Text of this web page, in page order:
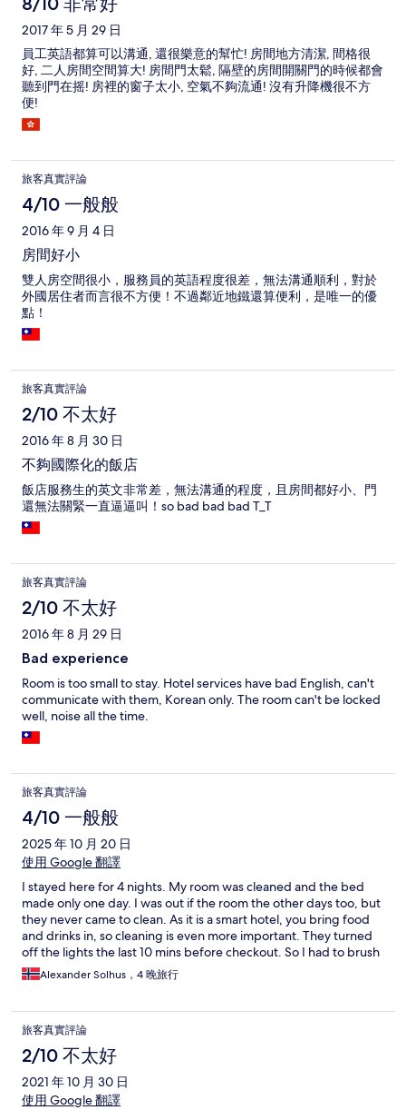
2017 年 5 月 29 日
員工英語都算可以溝通, 還很樂意的幫忙! 房間地方清潔, 間格很
好, 二人房間空間算大! 房間門太鬆, 隔壁的房間開關門的時候都會
聽到門在摇! 房裡的窗子太小, 空氣不夠流通! 沒有升降機很不方
便!
旅客真實評論
4/10 一般般
2016 年 9 月 4 日
房間好小
雙人房空間很小，服務員的英語程度很差，無法溝通順利，對於
外國居住者而言很不方便！不過鄰近地鐵還算便利，是唯一的優
點！
旅客真實評論
2/10 不太好
2016 年 8 月 30 日
不夠國際化的飯店
飯店服務生的英文非常差，無法溝通的程度，且房間都好小、門
還無法關緊一直逼逼叫！so bad bad bad T_T
旅客真實評論
2/10 不太好
2016 年 8 月 29 日
Bad experience
Room is too small to stay. Hotel services have bad English, can't
communicate with them, Korean only. The room can't be locked
well, noise all the time.
旅客真實評論
4/10 一般般
2025 年 10 月 20 日
使用 Google 翻譯
I stayed here for 4 nights. My room was cleaned and the bed
made only one day. I was out if the room the other days too, but
they never came to clean. As it is a smart hotel, you bring food
and drinks in, so cleaning is even more important. They turned
off the lights the last 10 mins before checkout. So I had to brush
my teeth and pack in darkness, which I thought was very rude. I
hope I brought all my belongings, but I don’t know yet because
Alexander Solhus，4 晚旅行
旅客真實評論
2/10 不太好
2021 年 10 月 30 日
使用 Google 翻譯